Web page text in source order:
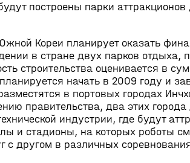
построены парки аттракционов
Кореи планирует оказать
в стране двух парков отдыха,
строительства оценивается в
начать в 2009 году и
в портовых городах
правительства, два этих
индустрии, где будут
и стадионы, на которых роботы
с другом в различных